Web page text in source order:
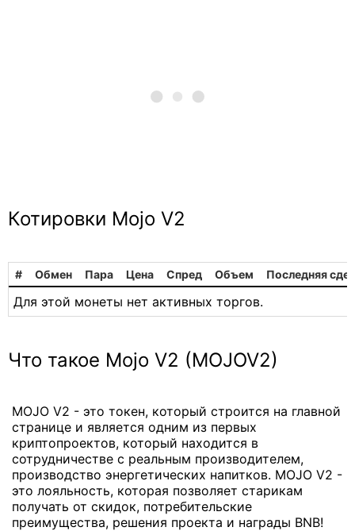
Котировки Mojo V2
# Обмен Пара Цена Спред Объем Последняя
Для этой монеты нет активных торгов.
Что такое Mojo V2 (MOJOV2)
MOJO V2 - это токен, который строится на главной
странице и является одним из первых
криптопроектов, который находится в
сотрудничестве с реальным производителем,
производство энергетических напитков. MOJO V2 -
это лояльность, которая позволяет старикам
получать от скидок, потребительские
преимущества, решения проекта и награды BNB!